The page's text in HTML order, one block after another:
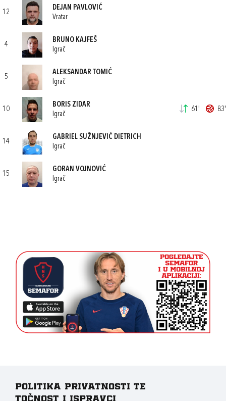
12
DEJAN PAVLOVIĆ
Vratar
4
BRUNO KAJFEŠ
Igrač
5
ALEKSANDAR TOMIĆ
Igrač
10
BORIS ZIDAR
Igrač
61' 83'
14
GABRIEL SUŽNJEVIĆ DIETRICH
Igrač
15
GORAN VOJNOVIĆ
Igrač
Politika privatnosti te
točnost i ispravci